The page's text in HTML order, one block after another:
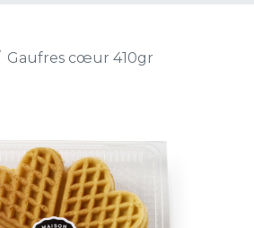
Gaufres cœur 410gr